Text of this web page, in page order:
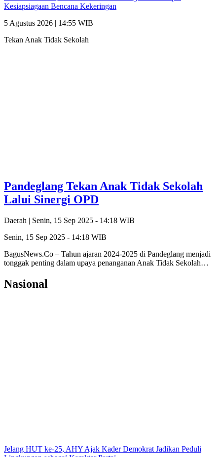
Kesiapsiagaan Bencana Kekeringan
5 Agustus 2026 | 14:55 WIB
Tekan Anak Tidak Sekolah
Pandeglang Tekan Anak Tidak Sekolah
Lalui Sinergi OPD
Daerah | Senin, 15 Sep 2025 - 14:18 WIB
Senin, 15 Sep 2025 - 14:18 WIB
BagusNews.Co – Tahun ajaran 2024-2025 di Pandeglang menjadi
tonggak penting dalam upaya penanganan Anak Tidak Sekolah…
Nasional
Jelang HUT ke-25, AHY Ajak Kader Demokrat Jadikan Peduli